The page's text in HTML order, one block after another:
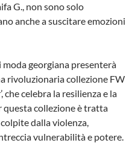
G., non sono solo
anche a suscitare emozioni
georgiana presenterà
rivoluzionaria collezione FW
che celebra la resilienza e la
questa collezione è tratta
dalla violenza,
vulnerabilità e potere.